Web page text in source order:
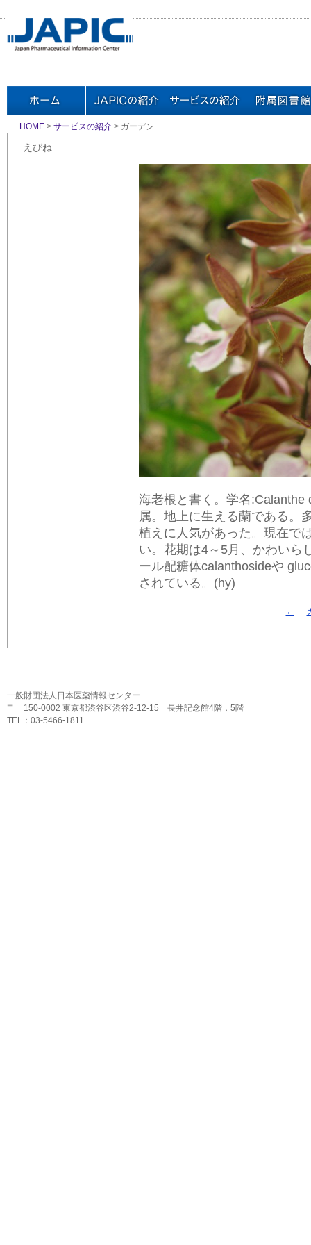
HOME > サービスの紹介 > ガーデン
えびね
海老根と書く。学名:Calanthe
属。地上に生える蘭である。
植えに人気があった。現在で
い。花期は4～5月、かわいら
ール配糖体calanthosideや
されている。(hy)
←
一般財団法人日本医薬情報センター
〒 150-0002 東京都渋谷区渋谷2-12-15 長井記念館4階，5階
TEL：03-5466-1811